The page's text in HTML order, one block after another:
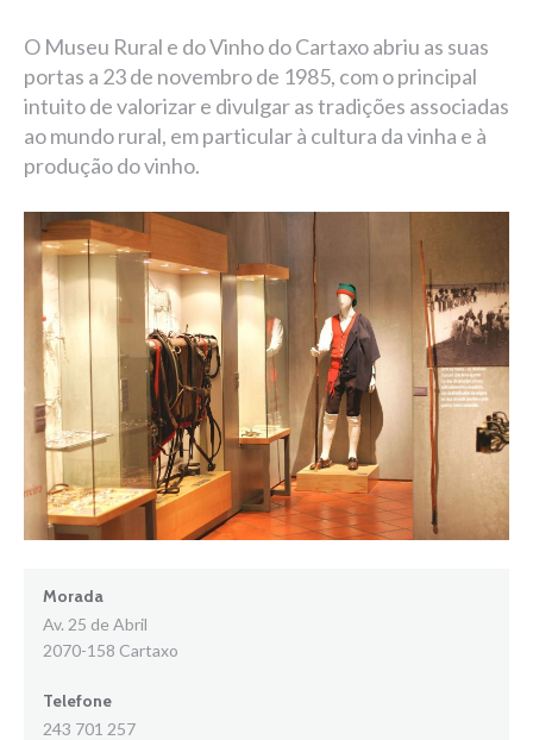
O Museu Rural e do Vinho do Cartaxo abriu as suas
portas a 23 de novembro de 1985, com o principal
intuito de valorizar e divulgar as tradições associadas
ao mundo rural, em particular à cultura da vinha e à
produção do vinho.
Morada
Av. 25 de Abril
2070-158 Cartaxo
Telefone
243 701 257